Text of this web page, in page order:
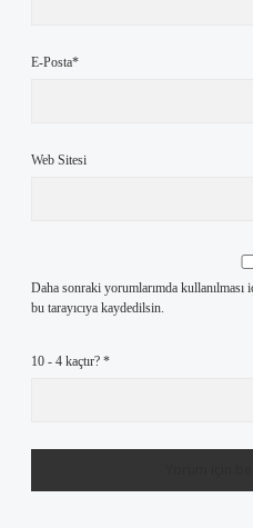
E-Posta*
Web Sitesi
Daha sonraki yorumlarımda kullanılması
bu tarayıcıya kaydedilsin.
10 - 4 kaçtır? *